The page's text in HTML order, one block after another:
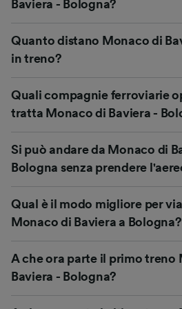
Baviera - Bologna?
Quanto distano Monaco di
in treno?
Quali compagnie ferroviarie
tratta Monaco di Baviera -
Si può andare da Monaco di
Bologna senza prendere
Qual è il modo migliore per
Monaco di Baviera a Bologna?
A che ora parte il primo treno
Baviera - Bologna?